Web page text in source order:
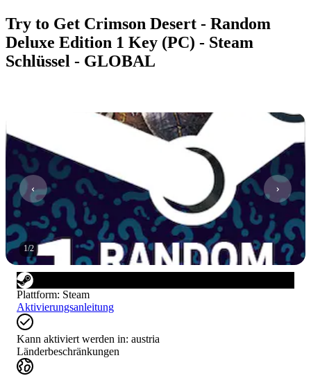
Try to Get Crimson Desert - Random
Deluxe Edition 1 Key (PC) - Steam
Schlüssel - GLOBAL
1/2
Plattform: Steam
Aktivierungsanleitung
Kann aktiviert werden in: austria
Länderbeschränkungen